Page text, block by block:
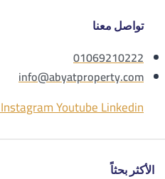
تواصل معنا
01069210222
info@abyatproperty.com
InstagramYoutubeLinkedin
الأكثر بحثاً